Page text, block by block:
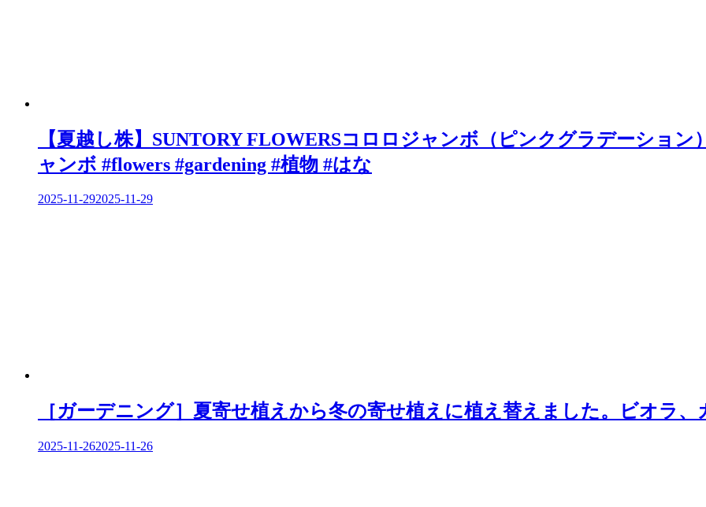
【夏越し株】SUNTORY FLOWERSコロロジャンボ（ピンクグラデーション
ャンボ #flowers #gardening #植物 #はな
2025-11-292025-11-29
［ガーデニング］夏寄せ植えから冬の寄せ植えに植え替えました。ビオラ
2025-11-262025-11-26